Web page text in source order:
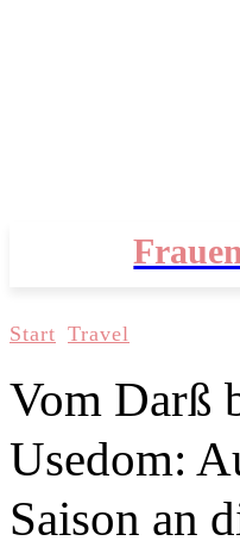
Start Travel
Vom Darß
Usedom:
Saison an